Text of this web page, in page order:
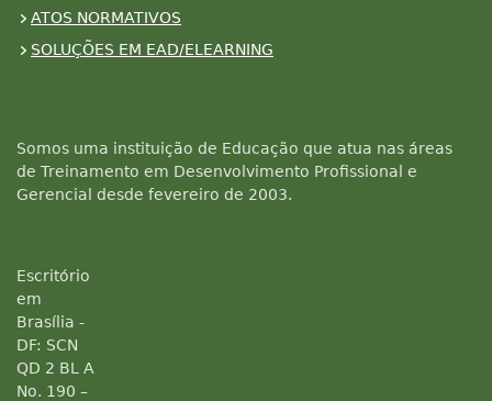
ATOS NORMATIVOS
SOLUÇÕES EM EAD/ELEARNING
Somos uma instituição de Educação que atua nas áreas
de Treinamento em Desenvolvimento Profissional e
Gerencial desde fevereiro de 2003.
Escritório
em
Brasília -
DF: SCN
QD 2 BL A
No. 190 –